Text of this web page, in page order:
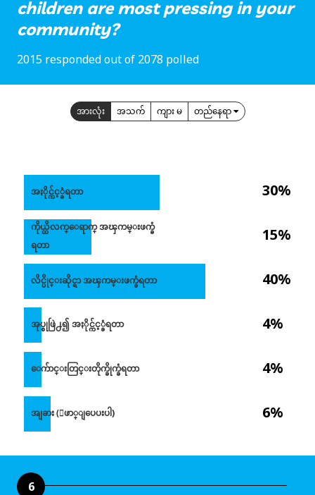
children are most pressing in your
community?
2015 responded out of 2078 polled
အားလုံး အသက် ကျား မ တည်နေရာ
30%
15%
40%
4%
4%
6%
အႏိုင္က်င့္ခံရတာ
ကိုယ္ထိလက္ေရာက္ အၾကမ္းဖက္ခံ
ရတာ
လိင္ပိုင္းဆိုင္ရာ အၾကမ္းဖက္ခံရတာ
အုပ္စုဖြဲ႕၍ အႏိုင္က်င့္ခံရတာ
ေက်ာင္းတြင္းတိုက္ခိုက္ခံရတာ
အျခား (ေဖာ္ျပေပးပါ)
6